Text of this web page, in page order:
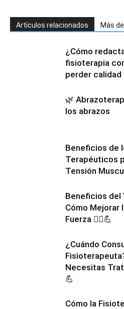
Artículos relacionados Más
¿Cómo
fisioterapia
perder
🌿
los abrazos
Beneficios de
Terapéuticos
Tensión
Beneficios del
Cómo Mejorar
Fuerza 🧘‍♀️💪
¿Cuándo
Necesitas
💪
Cómo la